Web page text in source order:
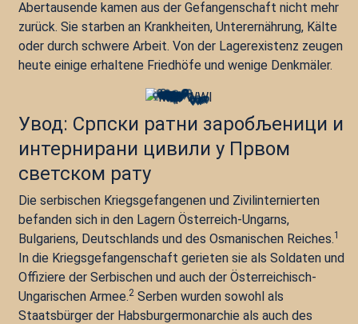
Abertausende kamen aus der Gefangenschaft nicht mehr
zurück. Sie starben an Krankheiten, Unterernährung, Kälte
oder durch schwere Arbeit. Von der Lagerexistenz zeugen
heute einige erhaltene Friedhöfe und wenige Denkmäler.
Увод: Српски ратни заробљеници и
интернирани цивили у Првом
светском рату
Die serbischen Kriegsgefangenen und Zivilinternierten
befanden sich in den Lagern Österreich-Ungarns,
Bulgariens, Deutschlands und des Osmanischen Reiches.1
In die Kriegsgefangenschaft gerieten sie als Soldaten und
Offiziere der Serbischen und auch der Österreichisch-
Ungarischen Armee.2 Serben wurden sowohl als
Staatsbürger der Habsburgermonarchie als auch des